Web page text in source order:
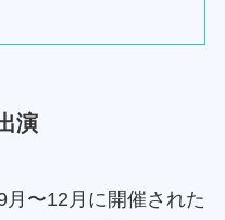
演
〜12月に開催された